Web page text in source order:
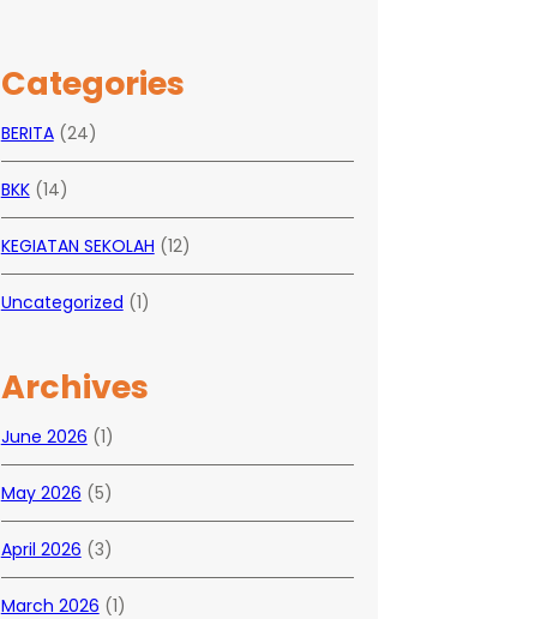
Categories
BERITA(24)
BKK(14)
KEGIATAN SEKOLAH (12)
Uncategorized (1)
Archives
June 2026 (1)
May 2026 (5)
April 2026 (3)
March 2026 (1)